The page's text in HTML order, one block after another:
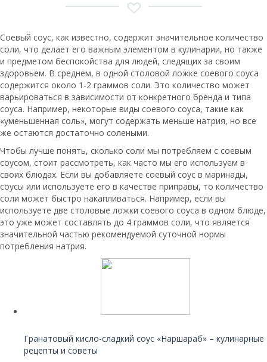
Соевый соус, как известно, содержит значительное количество
соли, что делает его важным элементом в кулинарии, но также
и предметом беспокойства для людей, следящих за своим
здоровьем. В среднем, в одной столовой ложке соевого соуса
содержится около 1-2 граммов соли. Это количество может
варьироваться в зависимости от конкретного бренда и типа
соуса. Например, некоторые виды соевого соуса, такие как
«уменьшенная соль», могут содержать меньше натрия, но все
же остаются достаточно солеными.
Чтобы лучше понять, сколько соли мы потребляем с соевым
соусом, стоит рассмотреть, как часто мы его используем в
своих блюдах. Если вы добавляете соевый соус в маринады,
соусы или используете его в качестве приправы, то количество
соли может быстро накапливаться. Например, если вы
используете две столовые ложки соевого соуса в одном блюде,
это уже может составлять до 4 граммов соли, что является
значительной частью рекомендуемой суточной нормы
потребления натрия.
Гранатовый кисло-сладкий соус «Наршараб» – кулинарные
рецепты и советы